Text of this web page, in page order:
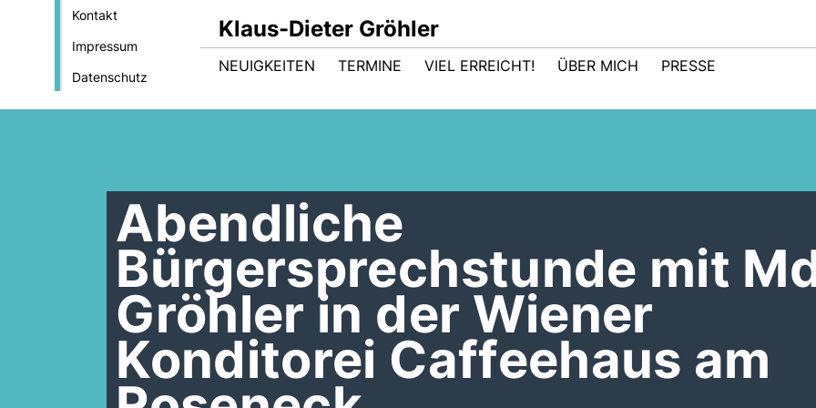
Kontakt
Impressum
Datenschutz
Klaus-Dieter Gröhler
NEUIGKEITEN TERMINE VIEL ERREICHT! ÜBER MICH PRESSE
Abendliche
Bürgersprechstunde mit
Gröhler in der Wiener
Konditorei Caffeehaus am